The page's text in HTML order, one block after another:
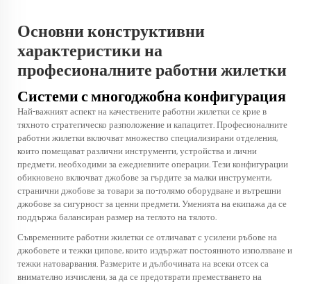
Основни конструктивни
характеристики на
професионалните работни жилетки
Системи с многоджобна конфигурация
Най-важният аспект на качествените работни жилетки се крие в
тяхното стратегическо разположение и капацитет. Професионалните
работни жилетки включват множество специализирани отделения,
които помещават различни инструменти, устройства и лични
предмети, необходими за ежедневните операции. Тези конфигурации
обикновено включват джобове за гърдите за малки инструменти,
странични джобове за товари за по-голямо оборудване и вътрешни
джобове за сигурност за ценни предмети. Уменията на екипажа да се
поддържа балансиран размер на теглото на тялото.
Съвременните работни жилетки се отличават с усилени ръбове на
джобовете и тежки ципове, които издържат постоянното използване и
тежки натоварвания. Размерите и дълбочината на всеки отсек са
внимателно изчислени, за да се предотврати преместването на